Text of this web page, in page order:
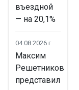
въездной
— на 20,1%
04.08.2026 г
Максим
Решетников
представил